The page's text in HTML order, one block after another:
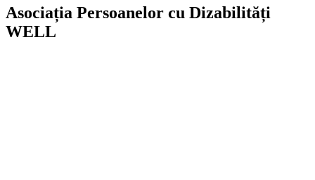
Asociația Persoanelor cu Dizabilități
WELL